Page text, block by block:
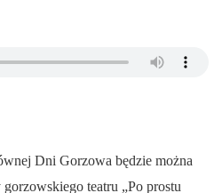
Dni Gorzowa będzie można
teatru „Po prostu